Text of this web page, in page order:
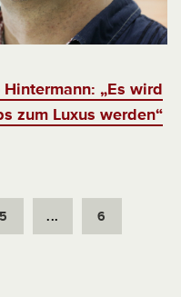
„Es wird
zum Luxus werden“
5 ... 6